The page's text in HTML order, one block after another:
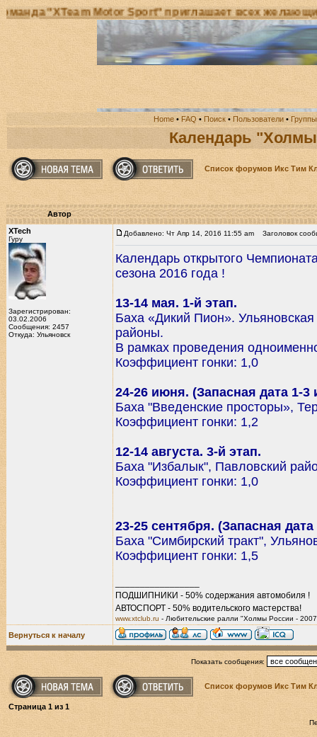
Motor Sport" приглашает всех желающих
Home • FAQ • Поиск • Пользователи • Группы
Календарь "Холмы
Список форумов Икс Тим
Автор
XTech
Гуру
Зарегистрирован:
03.02.2006
Сообщения: 2457
Откуда: Ульяновск
Добавлено: Чт Апр 14, 2016 11:55 am Заголовок
Календарь открытого
сезона 2016 года !
13-14 мая. 1-й этап.
Баха «Дикий Пион».
районы.
В рамках проведения
Коэффициент гонки: 1,0
24-26 июня. (Запасная дата 1-3
Баха "Введенские просторы»,
Коэффициент гонки: 1,2
12-14 августа. 3-й этап.
Баха "Избалык", Павловский
Коэффициент гонки: 1,0
23-25 сентября. (Запасная
Баха "Симбирский тракт",
Коэффициент гонки: 1,5
ПОДШИПНИКИ - 50% содержания автомобиля !
АВТОСПОРТ - 50% водительского мастерства!
www.xtclub.ru - Любительские ралли "Холмы России -
Вернуться к началу
Показать сообщения:
Список форумов Икс Тим
Страница 1 из 1